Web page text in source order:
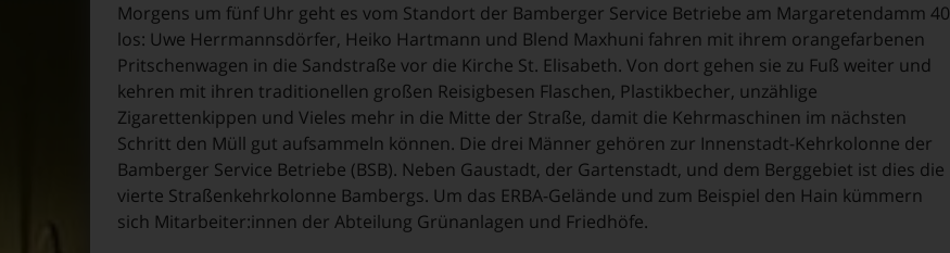
Morgens um fünf Uhr geht es vom Standort der Bamberger Service Betriebe am Margaretendamm 40
los: Uwe Herrmannsdörfer, Heiko Hartmann und Blend Maxhuni fahren mit ihrem orangefarbenen
Pritschenwagen in die Sandstraße vor die Kirche St. Elisabeth. Von dort gehen sie zu Fuß weiter und
kehren mit ihren traditionellen großen Reisigbesen Flaschen, Plastikbecher, unzählige
Zigarettenkippen und Vieles mehr in die Mitte der Straße, damit die Kehrmaschinen im nächsten
Schritt den Müll gut aufsammeln können. Die drei Männer gehören zur Innenstadt-Kehrkolonne der
Bamberger Service Betriebe (BSB). Neben Gaustadt, der Gartenstadt, und dem Berggebiet ist dies die
vierte Straßenkehrkolonne Bambergs. Um das ERBA-Gelände und zum Beispiel den Hain kümmern
sich Mitarbeiter:innen der Abteilung Grünanlagen und Friedhöfe.